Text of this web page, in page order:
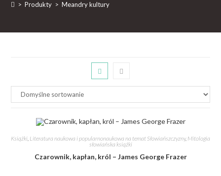
> Produkty > Meandry kultury
Książki, Literatura naukowa i popularnonaukowa na temat Słowiańszczyzny, Mitologia
słowiańska książki
Czarownik, kapłan, król – James George Frazer